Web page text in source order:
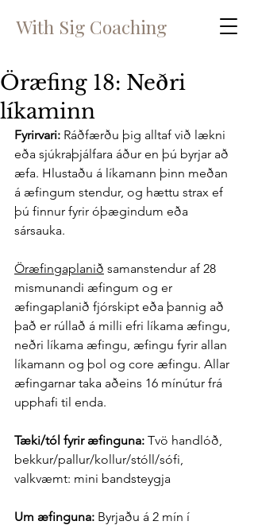
With Sig Coaching
Öræfing 18: Neðri
líkaminn
Fyrirvari: Ráðfærðu þig alltaf við lækni
eða sjúkraþjálfara áður en þú byrjar að
æfa. Hlustaðu á líkamann þinn meðan
á æfingum stendur, og hættu strax ef
þú finnur fyrir óþægindum eða
sársauka.
Öræfingaplanið samanstendur af 28
mismunandi æfingum og er
æfingaplanið fjórskipt eða þannig að
það er rúllað á milli efri líkama æfingu,
neðri líkama æfingu, æfingu fyrir allan
líkamann og þol og core æfingu. Allar
æfingarnar taka aðeins 16 mínútur frá
upphafi til enda.
Tæki/tól fyrir æfinguna: Tvö handlóð,
bekkur/pallur/kollur/stóll/sófi,
valkvæmt: mini bandsteygja
Um æfinguna: Byrjaðu á 2 mín í